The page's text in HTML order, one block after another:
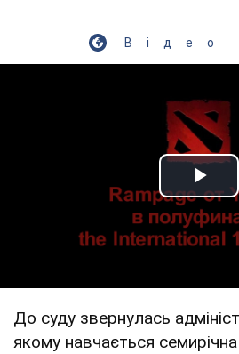
Відео
До суду звернулась
якому навчається